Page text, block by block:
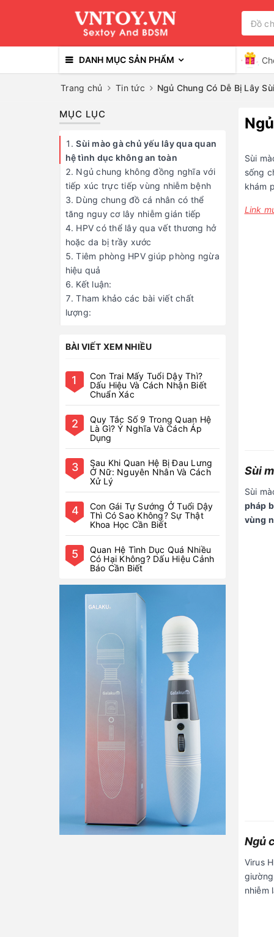
DANH MỤC SẢN PHẨM
Trang chủ Tin tức Ngủ Chung Có Dễ Bị Lây
Sùi
sống
khám
Link
Sùi
Sùi
pháp
vùng
Ngủ
Virus
nhiễm